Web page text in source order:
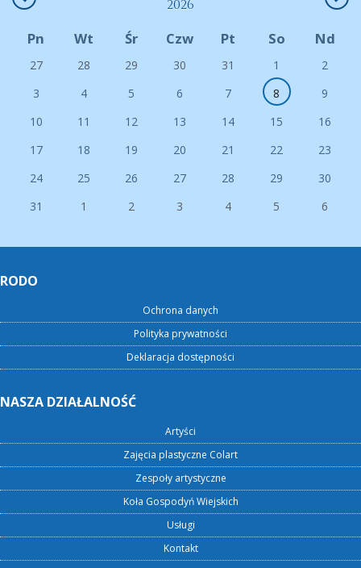
2026
Pn Wt Śr Czw Pt So Nd
27 28 29 30 31 1
2
3
4 5 6 7 8
9
10
11 12 13 14 15
16
17
18 19 20 21 22
23
24
25 26 27 28 29
30
31
1 2 3 4 5 6
RODO
Ochrona danych
Polityka prywatności
Deklaracja dostępności
NASZA DZIAŁALNOŚĆ
Artyści
Zajęcia plastyczne Colart
Zespoły artystyczne
Koła Gospodyń Wiejskich
Usługi
Kontakt